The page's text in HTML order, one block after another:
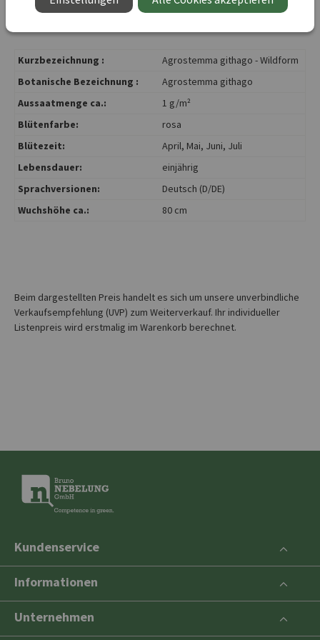
Kurzbezeichnung :
Agrostemma githago - Wildform
Botanische Bezeichnung :
Agrostemma githago
Aussaatmenge ca.:
1 g/m²
Blütenfarbe:
rosa
Blütezeit:
April, Mai, Juni, Juli
Lebensdauer:
einjährig
Sprachversionen:
Deutsch (D/DE)
Wuchshöhe ca.:
80 cm
Beim dargestellten Preis handelt es sich um unsere unverbindliche
Verkaufsempfehlung (UVP) zum Weiterverkauf. Ihr individueller
Listenpreis wird erstmalig im Warenkorb berechnet.
Kundenservice
Informationen
Unternehmen